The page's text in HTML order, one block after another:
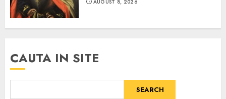
AUGUST 8, 2026
CAUTA IN SITE
SEARCH